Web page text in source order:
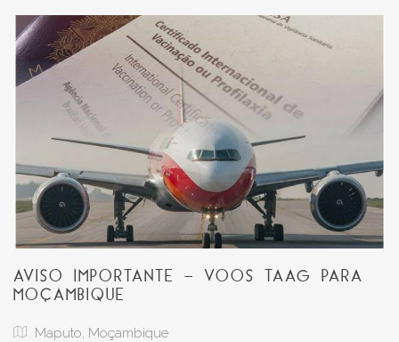
AVISO IMPORTANTE - VOOS TAAG PARA
MOÇAMBIQUE
Maputo, Moçambique